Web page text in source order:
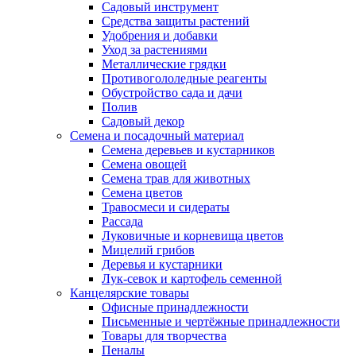
Садовый инструмент
Средства защиты растений
Удобрения и добавки
Уход за растениями
Металлические грядки
Противогололедные реагенты
Обустройство сада и дачи
Полив
Садовый декор
Семена и посадочный материал
Семена деревьев и кустарников
Семена овощей
Семена трав для животных
Семена цветов
Травосмеси и сидераты
Рассада
Луковичные и корневища цветов
Мицелий грибов
Деревья и кустарники
Лук-севок и картофель семенной
Канцелярские товары
Офисные принадлежности
Письменные и чертёжные принадлежности
Товары для творчества
Пеналы